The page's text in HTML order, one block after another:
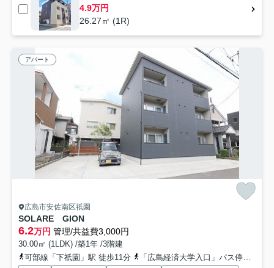
4.9万円
26.27㎡ (1R)
アパート
広島市安佐南区祇園
SOLARE GION
6.2万円 管理/共益費3,000円
30.00㎡ (1LDK) /築1年 /3階建
可部線「下祇園」駅 徒歩11分
「広島経済大学入口」バス停下車 徒歩7分